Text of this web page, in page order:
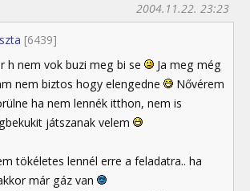
[6439]
2004.11.22. 23:23
h nem vok buzi meg bi se
Ja meg még
nem biztos hogy elengedne
Nővérem
ha nem lennék itthon, nem is
játszanak velem
tökéletes lennél erre a feladatra.. ha
már gáz van